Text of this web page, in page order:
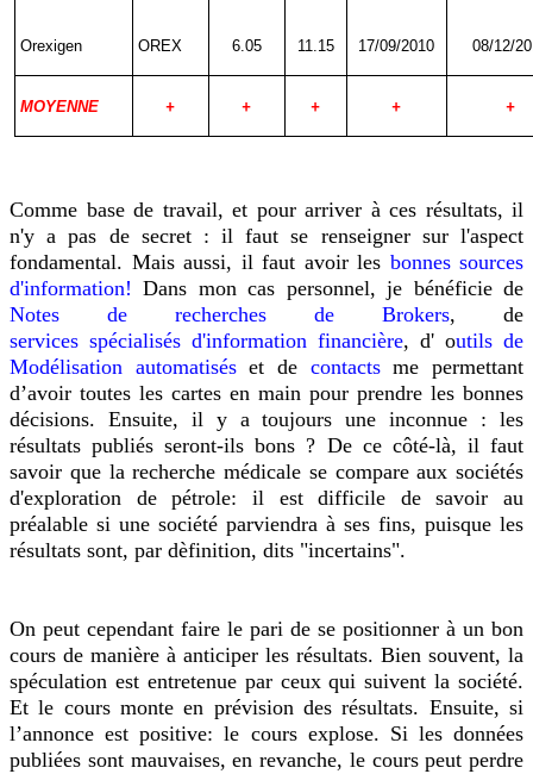
Orexigen OREX 6.05 11.15 17/09/2010 08/12/
MOYENNE + + + + +
Comme base de travail, et pour arriver à ces résultats, il
n'y a pas de secret : il faut se renseigner sur l'aspect
fondamental. Mais aussi, il faut avoir les bonnes sources
d'information!Dans mon cas personnel, je bénéficie de
Notes de recherches de Brokers, de
services spécialisés d'information financière, d' outils de
Modélisation automatiséset de contactsme permettant
d’avoir toutes les cartes en main pour prendre les bonnes
décisions. Ensuite, il y a toujours une inconnue : les
résultats publiés seront-ils bons ? De ce côté-là, il faut
savoir que la recherche médicale se compare aux sociétés
d'exploration de pétrole: il est difficile de savoir au
préalable si une société parviendra à ses fins, puisque les
résultats sont, par dèfinition, dits "incertains".
On peut cependant faire le pari de se positionner à un bon
cours de manière à anticiper les résultats. Bien souvent, la
spéculation est entretenue par ceux qui suivent la société.
Et le cours monte en prévision des résultats. Ensuite, si
l’annonce est positive: le cours explose. Si les données
publiées sont mauvaises, en revanche, le cours peut perdre